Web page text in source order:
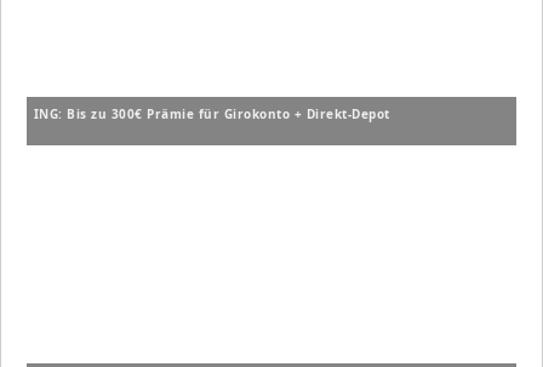
ING: Bis zu 300€ Prämie für Girokonto + Direkt-Depot